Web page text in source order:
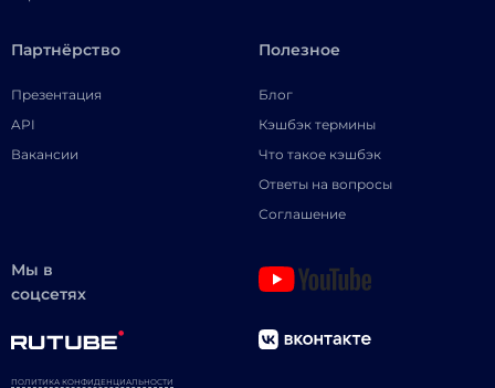
Партнёрство
Презентация
API
Вакансии
Полезное
Блог
Кэшбэк термины
Что такое кэшбэк
Ответы на вопросы
Соглашение
Мы в
соцсетях
ПОЛИТИКА КОНФИДЕНЦИАЛЬНОСТИ